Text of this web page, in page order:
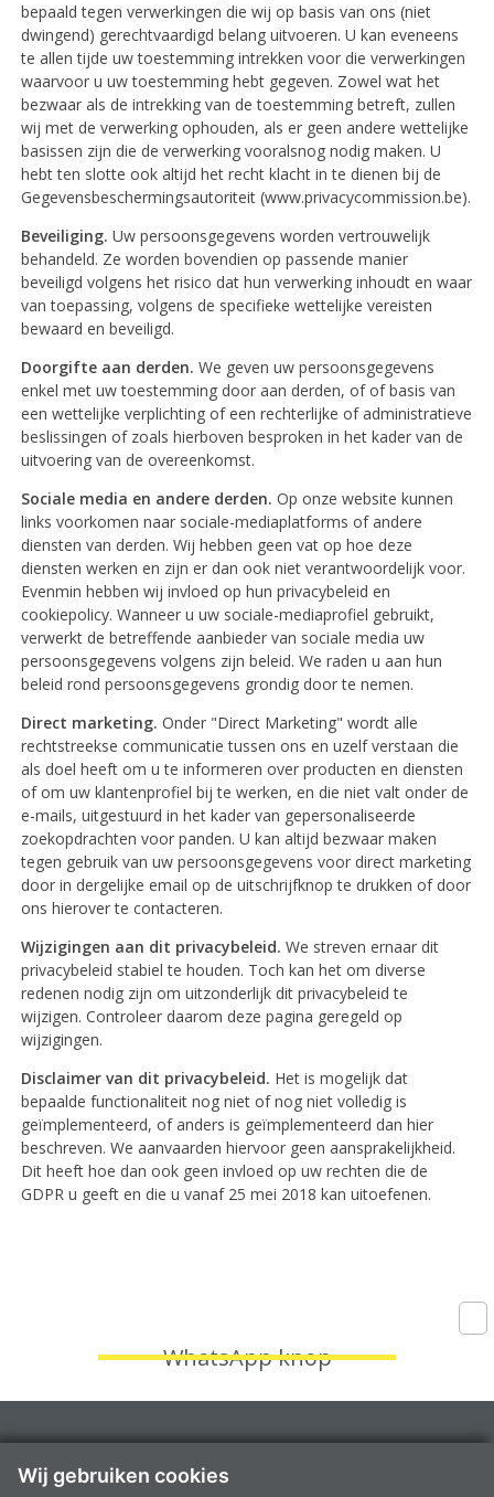
Wij gebruiken cookies
bepaald tegen verwerkingen die wij op basis van ons (niet
dwingend) gerechtvaardigd belang uitvoeren. U kan eveneens
te allen tijde uw toestemming intrekken voor die verwerkingen
waarvoor u uw toestemming hebt gegeven. Zowel wat het
bezwaar als de intrekking van de toestemming betreft, zullen
wij met de verwerking ophouden, als er geen andere wettelijke
basissen zijn die de verwerking vooralsnog nodig maken. U
hebt ten slotte ook altijd het recht klacht in te dienen bij de
Gegevensbeschermingsautoriteit (www.privacycommission.be).
Beveiliging. Uw persoonsgegevens worden vertrouwelijk
behandeld. Ze worden bovendien op passende manier
beveiligd volgens het risico dat hun verwerking inhoudt en waar
van toepassing, volgens de specifieke wettelijke vereisten
bewaard en beveiligd.
Doorgifte aan derden. We geven uw persoonsgegevens
enkel met uw toestemming door aan derden, of of basis van
een wettelijke verplichting of een rechterlijke of administratieve
beslissingen of zoals hierboven besproken in het kader van de
uitvoering van de overeenkomst.
Sociale media en andere derden. Op onze website kunnen
links voorkomen naar sociale-mediaplatforms of andere
diensten van derden. Wij hebben geen vat op hoe deze
diensten werken en zijn er dan ook niet verantwoordelijk voor.
Evenmin hebben wij invloed op hun privacybeleid en
cookiepolicy. Wanneer u uw sociale-mediaprofiel gebruikt,
verwerkt de betreffende aanbieder van sociale media uw
persoonsgegevens volgens zijn beleid. We raden u aan hun
beleid rond persoonsgegevens grondig door te nemen.
Direct marketing. Onder "Direct Marketing" wordt alle
rechtstreekse communicatie tussen ons en uzelf verstaan die
als doel heeft om u te informeren over producten en diensten
of om uw klantenprofiel bij te werken, en die niet valt onder de
e-mails, uitgestuurd in het kader van gepersonaliseerde
zoekopdrachten voor panden. U kan altijd bezwaar maken
tegen gebruik van uw persoonsgegevens voor direct marketing
door in dergelijke email op de uitschrijfknop te drukken of door
ons hierover te contacteren.
Wijzigingen aan dit privacybeleid. We streven ernaar dit
privacybeleid stabiel te houden. Toch kan het om diverse
redenen nodig zijn om uitzonderlijk dit privacybeleid te
wijzigen. Controleer daarom deze pagina geregeld op
wijzigingen.
Disclaimer van dit privacybeleid. Het is mogelijk dat
bepaalde functionaliteit nog niet of nog niet volledig is
geïmplementeerd, of anders is geïmplementeerd dan hier
beschreven. We aanvaarden hiervoor geen aansprakelijkheid.
Dit heeft hoe dan ook geen invloed op uw rechten die de
GDPR u geeft en die u vanaf 25 mei 2018 kan uitoefenen.
WhatsApp knop
Fruithoflaan 1A, 2600 Berchem